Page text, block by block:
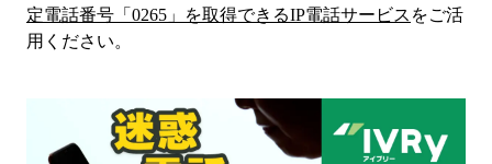
定電話番号「 0265 」を取得できるIP電話サービス をご活
用ください。